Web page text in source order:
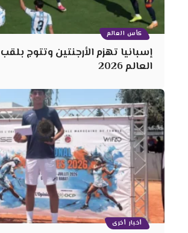
كأس العالم
إسبانيا تهزم الأرجنتين وتتوج
العالم 2026
أخبار أخرى